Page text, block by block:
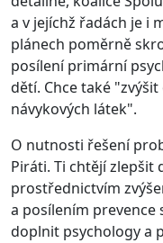
a v jejíchž řadách je i
plánech poměrně
posílení primární
dětí. Chce také
návykových látek".
O nutnosti řešení
Piráti. Ti chtějí zlepšit
prostřednictvím
a posílením
doplnit psychology a